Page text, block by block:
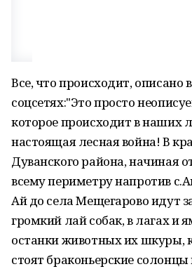
Все, что происходит, описано
соцсетях:"Это просто
которое происходит в наших
настоящая лесная война! В
Дуванского района, начиная
всему периметру напротив
Ай до села Мещегарово идут
громкий лай собак, в лагах и
останки животных их шкуры,
стоят браконьерские солонцы